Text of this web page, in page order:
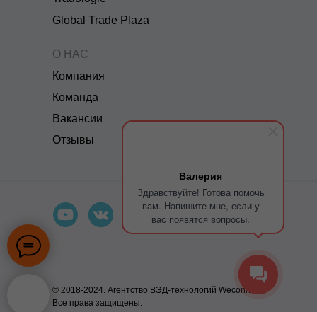
Валерия
Здравствуйте! Готова помочь
вам. Напишите мне, если у
вас появятся вопросы.
© 2018-2024. Агентство ВЭД-технологий Weconn.
Все права защищены.
О НАС
Компания
Команда
Вакансии
Отзывы
Global Trade Plaza